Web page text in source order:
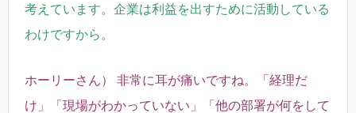
考えています。企業は利益を出すために活動している
わけですから。
ホーリーさん） 非常に耳が痛いですね。「経理だ
け」「現場がわかっていない」「他の部署が何をして